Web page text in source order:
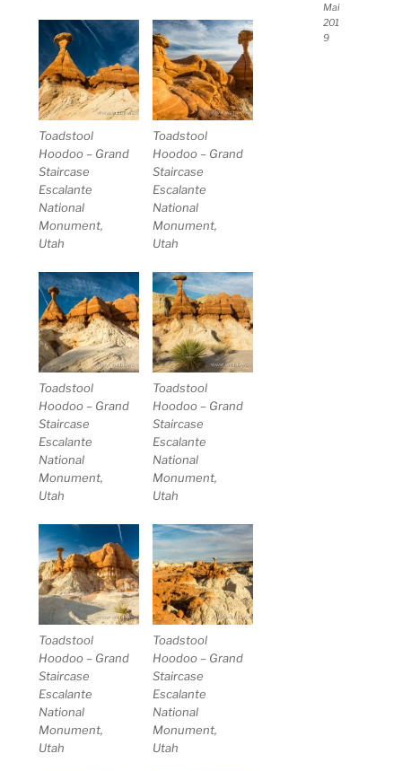
Toadstool
Hoodoo – Grand
Staircase
Escalante
National
Monument,
Utah
Toadstool
Hoodoo – Grand
Staircase
Escalante
National
Monument,
Utah
Toadstool
Hoodoo – Grand
Staircase
Escalante
National
Monument,
Utah
Toadstool
Hoodoo – Grand
Staircase
Escalante
National
Monument,
Utah
Toadstool
Hoodoo – Grand
Staircase
Escalante
National
Monument,
Utah
Toadstool
Hoodoo – Grand
Staircase
Escalante
National
Monument,
Utah
Mai
201
9